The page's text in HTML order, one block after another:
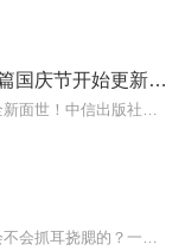
小猪屏蓬十二生肖神8 羊神篇国庆节开始更新啦！